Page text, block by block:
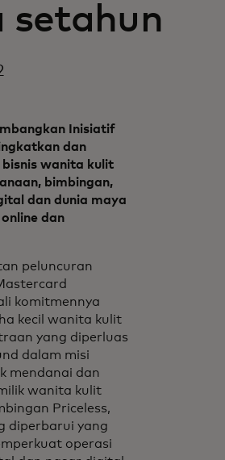
setahun
Inisiatif
dan
bisnis wanita kulit
bimbingan,
dan dunia maya
dan
peluncuran
komitmennya
kecil wanita kulit
yang diperluas
dalam misi
mendanai dan
wanita kulit
Priceless,
diperbarui yang
operasi